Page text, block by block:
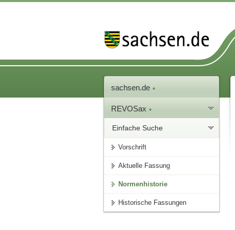
sachsen.de
REVOSax
Einfache Suche
Vorschrift
Aktuelle Fassung
Normenhistorie
Historische Fassungen